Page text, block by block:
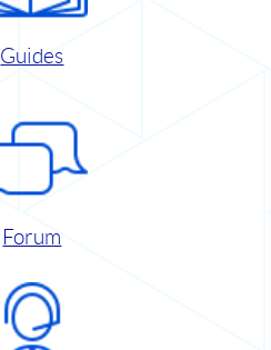
Guides
Forum